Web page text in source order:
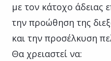
με τον κάτοχο άδειας
την προώθηση της
και την προσέλκυση
Θα χρειαστεί να: